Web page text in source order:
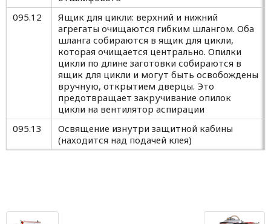
095.12
Ящик для цикли: верхний и нижний
агрегаты очищаются гибким шлангом. Оба
шланга собираются в ящик для цикли,
которая очищается центрально. Опилки
цикли по длине заготовки собираются в
ящик для цикли и могут быть освобождены
вручную, открытием дверцы. Это
предотвращает закручивание опилок
цикли на вентилятор аспирации
095.13
Освящение изнутри защитной кабины
(находится над подачей клея)